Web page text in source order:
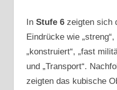
In Stufe 6 zeigten sich
Eindrücke wie „streng“,
„konstruiert“, „fast
und „Transport“.
zeigten das kubische